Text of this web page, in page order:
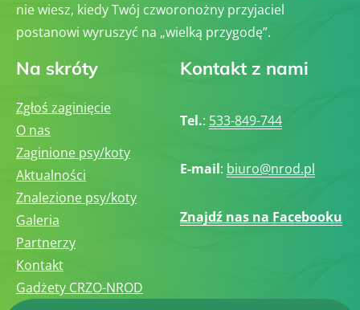
nie wiesz, kiedy Twój czworonożny przyjaciel
postanowi wyruszyć na „wielką przygodę”.
Na skróty
Zgłoś zaginięcie
O nas
Zaginione psy/koty
Aktualności
Znalezione psy/koty
Galeria
Partnerzy
Kontakt
Gadżety CRZO-NROD
Kontakt z nami
Tel.: 533-849-744
E-mail: biuro@nrod.pl
Znajdź nas na Facebooku